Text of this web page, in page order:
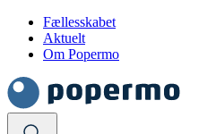
Fællesskabet
Aktuelt
Om Popermo